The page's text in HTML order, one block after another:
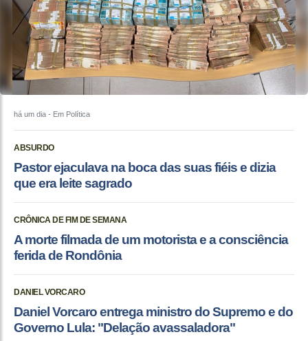
há um dia - Em Política
ABSURDO
Pastor ejaculava na boca das suas fiéis e dizia
que era leite sagrado
CRÔNICA DE FIM DE SEMANA
A morte filmada de um motorista e a consciência
ferida de Rondônia
DANIEL VORCARO
Daniel Vorcaro entrega ministro do Supremo e do
Governo Lula: "Delação avassaladora"